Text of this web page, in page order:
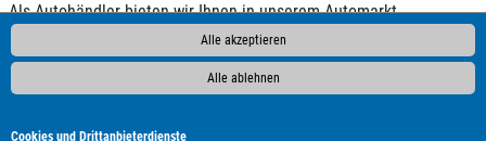
Alle akzeptieren
Alle ablehnen
Cookies und Drittanbieterdienste
Als Autohändler bieten wir Ihnen in unserem Automarkt
Gebrauchtwagen, Jahreswagen und Neuwagen folgender
Automarken an:
Bentley
Borgward